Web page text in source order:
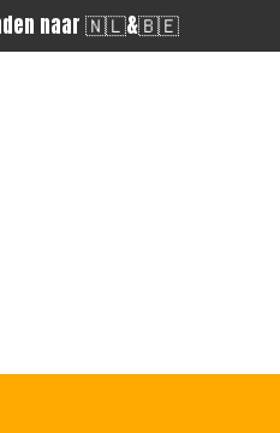
naar 🇳🇱&🇧🇪